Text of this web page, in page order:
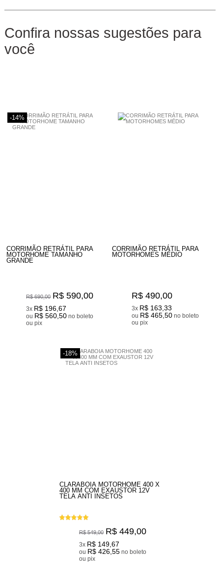
Confira nossas sugestões para
você
-14%
CORRIMÃO RETRÁTIL PARA
MOTORHOME TAMANHO
GRANDE
R$ 690,00 R$ 590,00
3x R$ 196,67
ou R$ 560,50 no boleto
ou pix
CORRIMÃO RETRÁTIL PARA
MOTORHOMES MÉDIO
R$ 490,00
3x R$ 163,33
ou R$ 465,50 no boleto
ou pix
-18%
CLARABOIA MOTORHOME 400 X
400 MM COM EXAUSTOR 12V
TELA ANTI INSETOS
R$ 549,00 R$ 449,00
3x R$ 149,67
ou R$ 426,55 no boleto
ou pix